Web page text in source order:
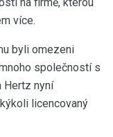
více.
byli omezeni
společností s
Hertz nyní
licencovaný